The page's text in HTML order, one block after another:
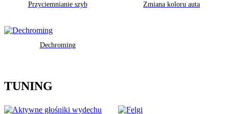
Przyciemnianie szyb Zmiana koloru auta
Dechroming
TUNING